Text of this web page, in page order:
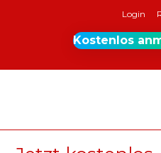
Login
Kostenlos